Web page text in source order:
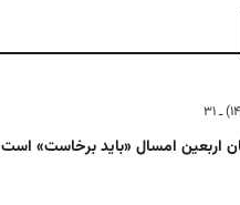
اربعین امسال «باید برخاست» است